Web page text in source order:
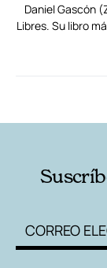
Daniel Gascón
Libres. Su libro